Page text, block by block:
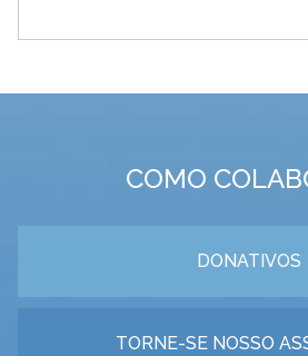
COMO
DONATIVOS
TORNE-SE NOSSO